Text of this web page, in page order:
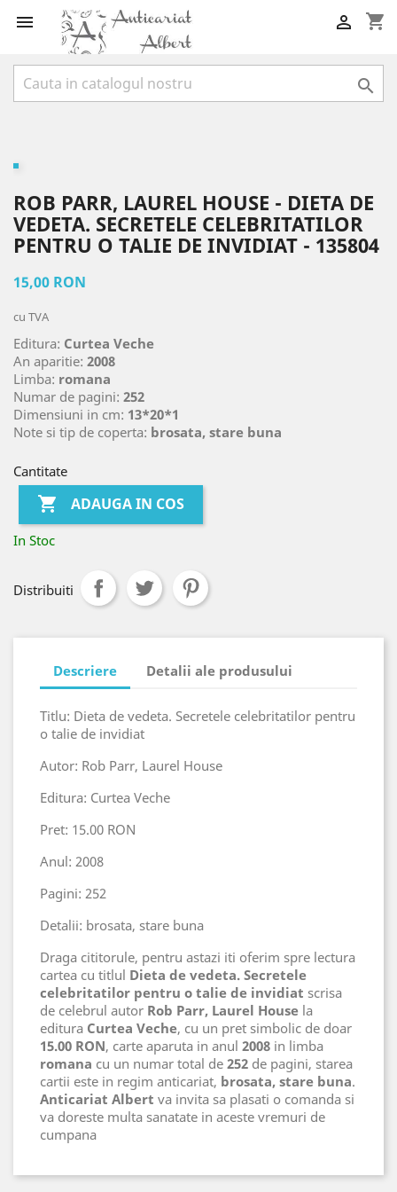
 shopping_cart


ROB PARR, LAUREL HOUSE - DIETA DE
VEDETA. SECRETELE CELEBRITATILOR
PENTRU O TALIE DE INVIDIAT - 135804
15,00 RON
cu TVA
Editura: Curtea Veche
An aparitie: 2008
Limba: romana
Numar de pagini: 252
Dimensiuni in cm: 13*20*1
Note si tip de coperta: brosata, stare buna
Cantitate
 ADAUGA IN COS
In Stoc
Distribuiti
Descriere Detalii ale produsului
Titlu: Dieta de vedeta. Secretele celebritatilor pentru
o talie de invidiat
Autor: Rob Parr, Laurel House
Editura: Curtea Veche
Pret: 15.00 RON
Anul: 2008
Pagini: 252
Detalii: brosata, stare buna
Draga cititorule, pentru astazi iti oferim spre lectura
cartea cu titlul Dieta de vedeta. Secretele
celebritatilor pentru o talie de invidiat scrisa
de celebrul autor Rob Parr, Laurel House la
editura Curtea Veche, cu un pret simbolic de doar
15.00 RON, carte aparuta in anul 2008 in limba
romana cu un numar total de 252 de pagini, starea
cartii este in regim anticariat, brosata, stare buna.
Anticariat Albert va invita sa plasati o comanda si
va doreste multa sanatate in aceste vremuri de
cumpana